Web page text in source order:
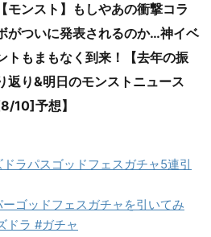
【モンスト】もしやあの衝撃コラ
がついに発表されるのか…神イベ
トもまもなく到来！【去年の振
返り&明日のモンストニュース
10]予想】
ドラパスゴッドフェスガチャ5連引
ゴッドフェスガチャを引いてみ
ドラ #ガチャ